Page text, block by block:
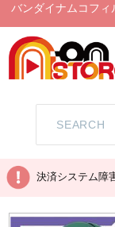
バンダイナムコフ
決済システム障